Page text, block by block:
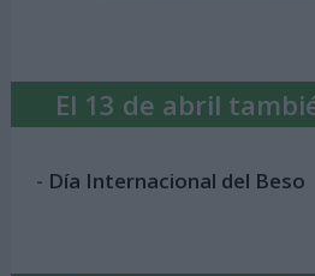
El 13 de abril
- Día Internacional del Beso